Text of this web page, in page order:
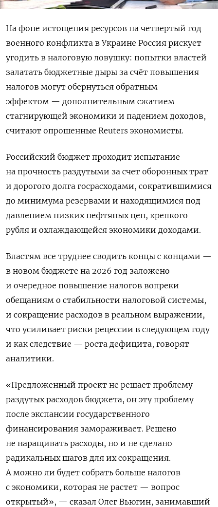
На фоне истощения ресурсов на четвертый год
военного конфликта в Украине Россия рискует
угодить в налоговую ловушку: попытки властей
залатать бюджетные дыры за счёт повышения
налогов могут обернуться обратным
эффектом — дополнительным сжатием
стагнирующей экономики и падением доходов,
считают опрошенные Reuters экономисты.
Российский бюджет проходит испытание
на прочность раздутыми за счет оборонных трат
и дорогого долга госрасходами, сократившимися
до минимума резервами и находящимися под
давлением низких нефтяных цен, крепкого
рубля и охлаждающейся экономики доходами.
Властям все труднее сводить концы с концами —
в новом бюджете на 2026 год заложено
и очередное повышение налогов вопреки
обещаниям о стабильности налоговой системы,
и сокращение расходов в реальном выражении,
что усиливает риски рецессии в следующем году
и как следствие — роста дефицита, говорят
аналитики.
«Предложенный проект не решает проблему
раздутых расходов бюджета, он эту проблему
после экспансии государственного
финансирования замораживает. Решено
не наращивать расходы, но и не сделано
радикальных шагов для их сокращения.
А можно ли будет собрать больше налогов
с экономики, которая не растет — вопрос
открытый», — сказал Олег Вьюгин, занимавший